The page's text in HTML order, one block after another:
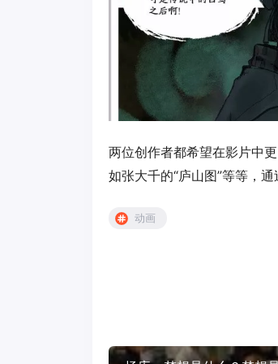
两位创作者都希望在影片中
如张大千的“庐山图”等等，
动画